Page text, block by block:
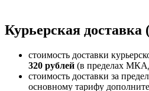
Курьерская
стоимость доставки
320 рублей (в пределах
стоимость доставки за
основному тарифу